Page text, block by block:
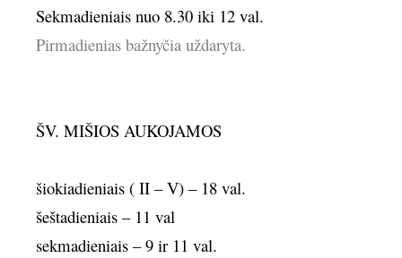
Sekmadieniais nuo 8.30 iki 12 val.
Pirmadienias bažnyčia uždaryta.
ŠV. MIŠIOS AUKOJAMOS
šiokiadieniais ( II – V) – 18 val.
šeštadieniais – 11 val
sekmadieniais – 9 ir 11 val.